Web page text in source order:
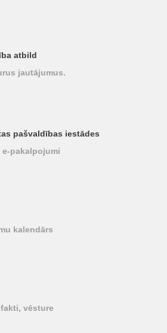
atbild
jautājumus.
pašvaldības iestādes
pakalpojumi
kalendārs
vēsture